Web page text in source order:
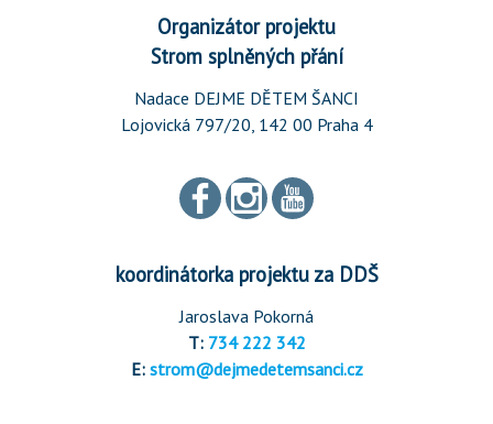
Organizátor projektu
Strom splněných přání
Nadace DEJME DĚTEM ŠANCI
Lojovická 797/20, 142 00 Praha 4
koordinátorka projektu za DDŠ
Jaroslava Pokorná
T: 734 222 342
E: strom@dejmedetemsanci.cz